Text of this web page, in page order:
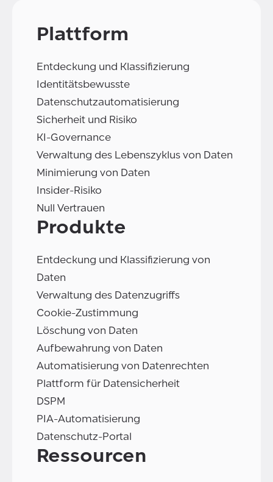
Plattform
Entdeckung und Klassifizierung
Identitätsbewusste
Datenschutzautomatisierung
Sicherheit und Risiko
KI-Governance
Verwaltung des Lebenszyklus von Daten
Minimierung von Daten
Insider-Risiko
Null Vertrauen
Produkte
Entdeckung und Klassifizierung von
Daten
Verwaltung des Datenzugriffs
Cookie-Zustimmung
Löschung von Daten
Aufbewahrung von Daten
Automatisierung von Datenrechten
Plattform für Datensicherheit
DSPM
PIA-Automatisierung
Datenschutz-Portal
Ressourcen